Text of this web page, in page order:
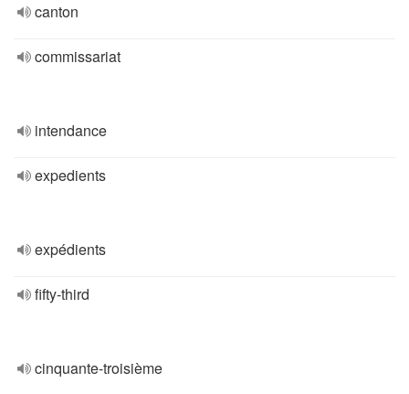
canton
commissariat
intendance
expedients
expédients
fifty-third
cinquante-troisième